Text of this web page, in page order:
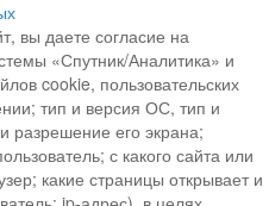
вы даете согласие на
«Спутник/Аналитика» и
cookie, пользовательских
тип и версия ОС, тип и
разрешение его экрана;
с какого сайта или
какие страницы открывает и